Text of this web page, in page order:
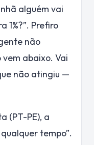
alguém vai
1%?”. Prefiro
não
abaixo. Vai
não atingiu —
(PT-PE), a
tempo”.